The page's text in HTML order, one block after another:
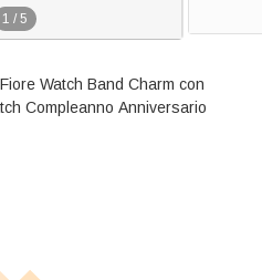
1 / 5
Watch Band Charm con
Compleanno Anniversario